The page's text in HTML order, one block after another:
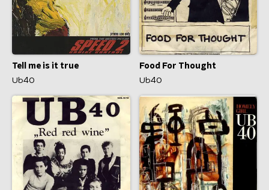
Tell me is it true
Ub40
Food For Thought
Ub40